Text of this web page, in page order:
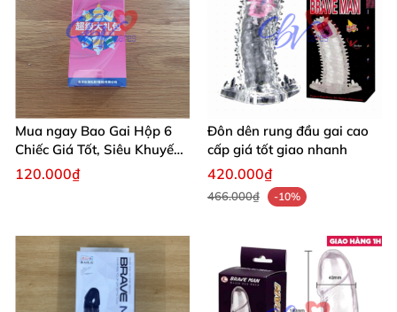
Mua ngay Bao Gai Hộp 6
Chiếc Giá Tốt, Siêu Khuyến
Mãi
120.000₫
Đôn dên rung đầu gai cao
cấp giá tốt giao nhanh
420.000₫
466.000₫ -10%